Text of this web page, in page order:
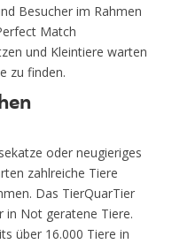
Besucher im Rahmen
Match
und Kleintiere warten
zu finden.
oder neugieriges
zahlreiche Tiere
Das TierQuarTier
in Not geratene Tiere.
über 16.000 Tiere in